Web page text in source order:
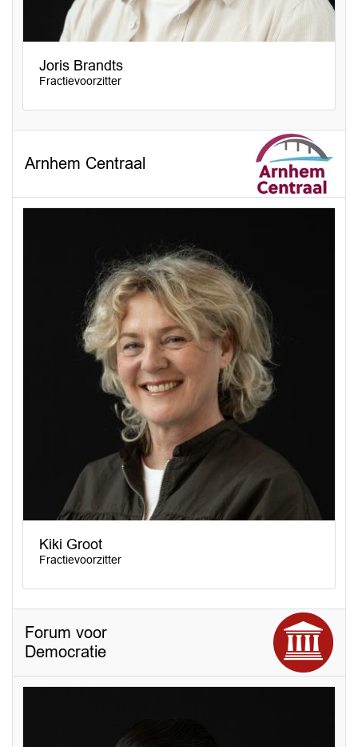
Joris Brandts
Fractievoorzitter
Arnhem Centraal
Kiki Groot
Fractievoorzitter
Forum voor
Democratie